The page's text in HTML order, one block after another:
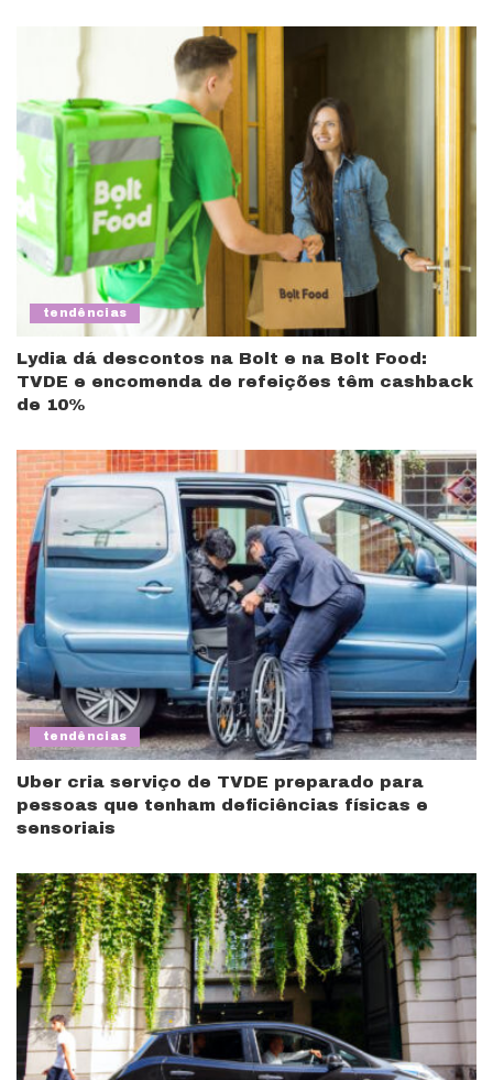
tendências
Lydia dá descontos na Bolt e na Bolt Food:
TVDE e encomenda de refeições têm cashback
de 10%
tendências
Uber cria serviço de TVDE preparado para
pessoas que tenham deficiências físicas e
sensoriais